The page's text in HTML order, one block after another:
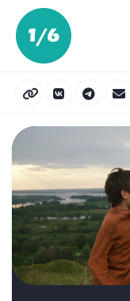
Перейти
содержанию